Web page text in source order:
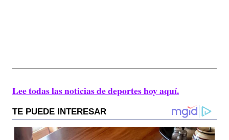
Lee todas las noticias de deportes hoy aquí.